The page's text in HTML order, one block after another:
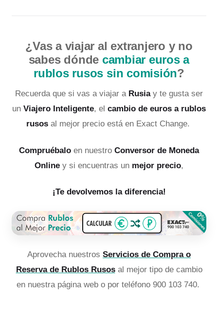
¿Vas a viajar al extranjero y no
sabes dónde cambiar euros a
rublos rusos sin comisión?
Recuerda que si vas a viajar a Rusia y te gusta ser
un Viajero Inteligente, el cambio de euros a rublos
rusosal mejor precio está en Exact Change.
Compruébalo en nuestro Conversor de Moneda
Online y si encuentras un mejor precio,
¡Te devolvemos la diferencia!
Aprovecha nuestros Servicios de Compra o
Reserva de Rublos Rusosal mejor tipo de cambio
en nuestra página web o por teléfono 900 103 740.